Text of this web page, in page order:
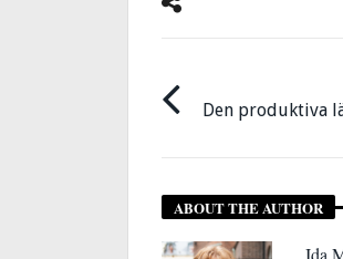
Den produktiva
ABOUT THE AUTHOR
Ida